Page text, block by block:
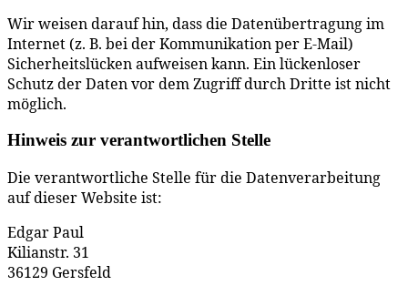
Wir weisen darauf hin, dass die Datenübertragung im
Internet (z. B. bei der Kommunikation per E-Mail)
Sicherheitslücken aufweisen kann. Ein lückenloser
Schutz der Daten vor dem Zugriff durch Dritte ist nicht
möglich.
Hinweis zur verantwortlichen Stelle
Die verantwortliche Stelle für die Datenverarbeitung
auf dieser Website ist:
Edgar Paul
Kilianstr. 31
36129 Gersfeld